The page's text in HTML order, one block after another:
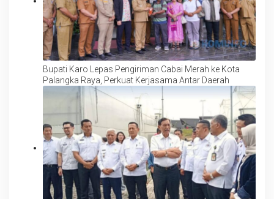
Bupati Karo Lepas Pengiriman Cabai Merah ke Kota
Palangka Raya, Perkuat Kerjasama Antar Daerah